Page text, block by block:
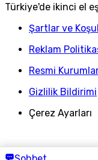
Türkiye'de ikinci el
Şartlar ve
Reklam
Resmi
Gizlilik Bildirimi
Çerez Ayarları